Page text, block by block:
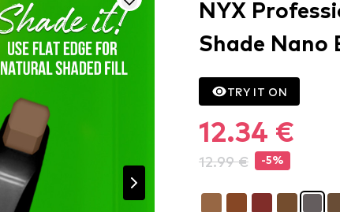
NYX
Shade Nano
TRY IT ON
12.34 €
12.99 € -5%